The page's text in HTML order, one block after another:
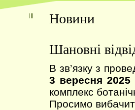
Новини
Шановні
В зв’язку з
3 вересня
комплекс
Просимо